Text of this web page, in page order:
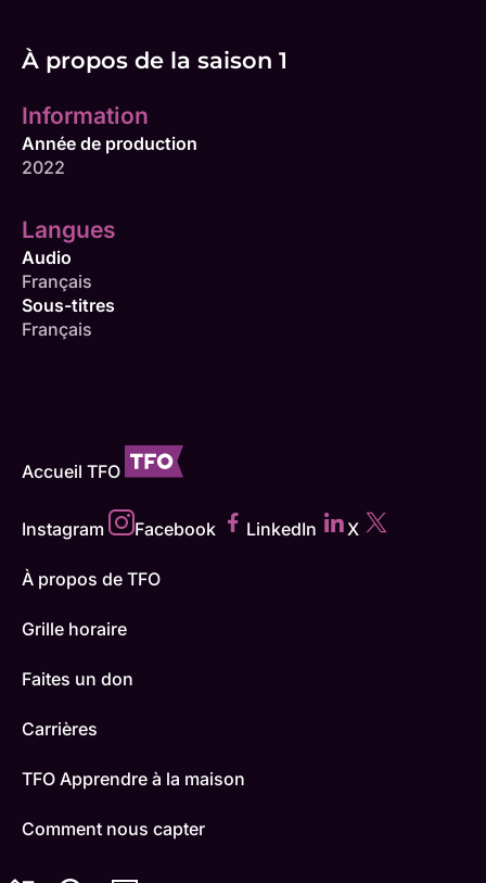
À propos de la saison 1
Information
Année de production
2022
Langues
Audio
Français
Sous-titres
Français
Accueil TFO
Instagram Facebook LinkedIn X
À propos de TFO
Grille horaire
Faites un don
Carrières
TFO Apprendre à la maison
Comment nous capter
Contactez-nous